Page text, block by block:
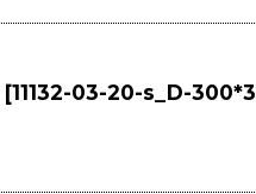
[11132-03-20-s_D-300*3